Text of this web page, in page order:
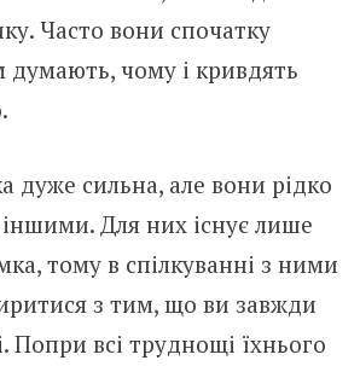
Часто вони спочатку
думають, чому і кривдять
дуже сильна, але вони рідко
іншими. Для них існує лише
тому в спілкуванні з ними
з тим, що ви завжди
Попри всі труднощі їхнього